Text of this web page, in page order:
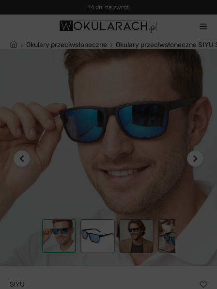
14 dni na zwrot
Okulary przeciwsłoneczne Okulary przeciwsłoneczne
SIYU